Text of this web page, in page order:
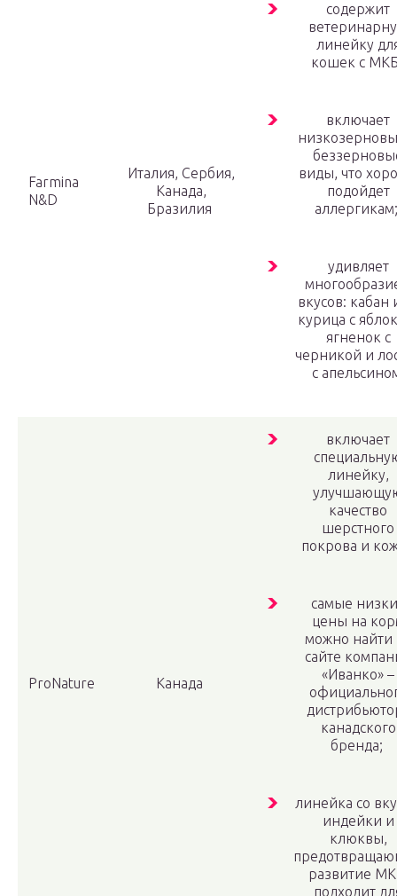
Farmina
N&D
Италия, Сербия,
Канада,
Бразилия
содержит
линейку
кошек с
включает
виды, что
подойдет
удивляет
вкусов: кабан
курица с
ягненок с
черникой и
с
ProNature Канада
включает
линейку,
качество
шерстного
покрова и
самые
цены на
можно найти
сайте
«Иванко» –
канадского
бренда;
линейка со
индейки и
клюквы,
развитие
подходит